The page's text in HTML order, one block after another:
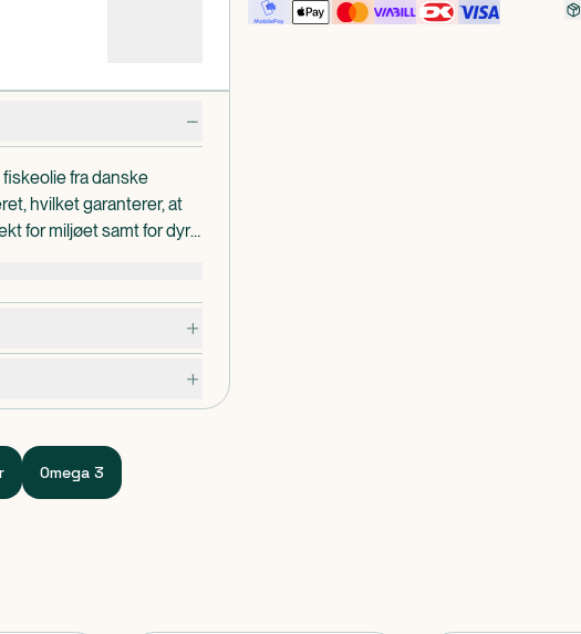
fra danske
hvilket garanterer, at
for miljøet samt for dyr
EPA og DHA*, som
olien er så ren og frisk, er
naturlig citron. Fås i 200
Omega 3